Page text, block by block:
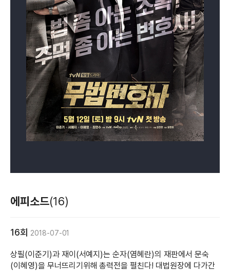
에피소드(16)
16회 2018-07-01
상필(이준기)과 재이(서예지)는 순자(염혜란)의 재판에서 문숙
(이혜영)을 무너뜨리기위해 총력전을 펼친다! 대법원장에 다가간